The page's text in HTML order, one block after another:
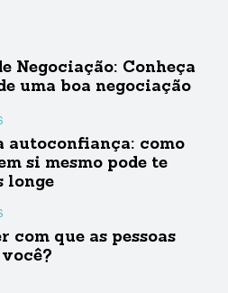
Negociação: Conheça
uma boa negociação
autoconfiança: como
si mesmo pode te
longe
com que as pessoas